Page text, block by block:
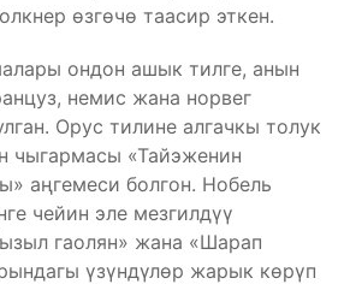
өзгөчө таасир эткен.
ондон ашык тилге, анын
немис жана норвег
Орус тилине алгачкы толук
чыгармасы «Тайэженин
аңгемеси болгон. Нобель
чейин эле мезгилдүү
гаолян» жана «Шарап
үзүндүлөр жарык көрүп